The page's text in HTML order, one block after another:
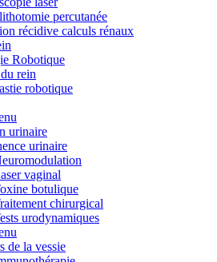
percutanée
récidive calculs rénaux
Robotique
rein
robotique
urinaire
urinaire
vaginal
botulique
chirurgical
urodynamiques
de la vessie